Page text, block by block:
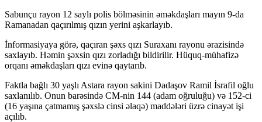
Sabunçu rayon 12 saylı polis bölməsinin əməkdaşları mayın 9-da
Ramanadan qaçırılmış qızın yerini aşkarlayıb.
İnformasiyaya görə, qaçıran şəxs qızı Suraxanı rayonu ərazisində
saxlayıb. Həmin şəxsin qızı zorladığı bildirilir. Hüquq-mühafizə
orqanı əməkdaşları qızı evinə qaytarıb.
Faktla bağlı 30 yaşlı Astara rayon sakini Dadaşov Ramil İsrafil oğlu
saxlanılıb. Onun barəsində CM-nin 144 (adam oğruluğu) və 152-ci
(16 yaşına çatmamış şəxslə cinsi əlaqə) maddələri üzrə cinayət işi
açılıb.